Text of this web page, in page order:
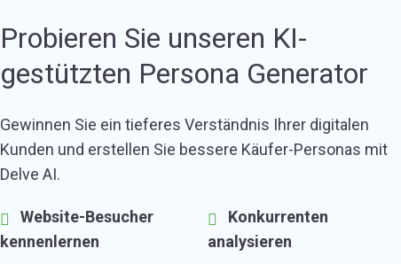
Probieren Sie unseren KI-
gestützten Persona Generator
Gewinnen Sie ein tieferes Verständnis Ihrer digitalen
Kunden und erstellen Sie bessere Käufer-Personas mit
Delve AI.
Website-Besucher
kennenlernen
Konkurrenten
analysieren